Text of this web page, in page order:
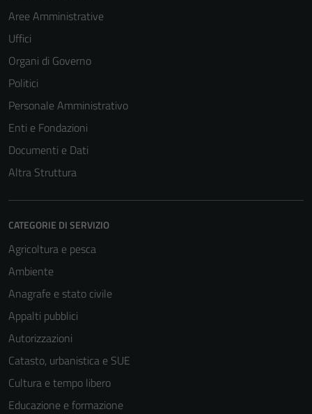
Aree Amministrative
Uffici
Organi di Governo
Politici
Personale Amministrativo
Enti e Fondazioni
Documenti e Dati
Altra Struttura
CATEGORIE DI SERVIZIO
Agricoltura e pesca
Ambiente
Anagrafe e stato civile
Appalti pubblici
Autorizzazioni
Catasto, urbanistica e SUE
Cultura e tempo libero
Educazione e formazione